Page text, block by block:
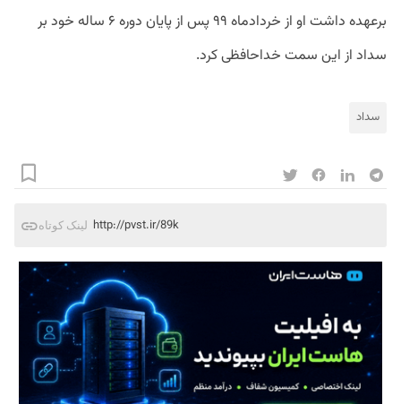
برعهده داشت او از خردادماه ۹۹ پس از پایان دوره ۶ ساله خود بر
سداد از این سمت خداحافظی کرد.
سداد
لینک کوتاه http://pvst.ir/89k